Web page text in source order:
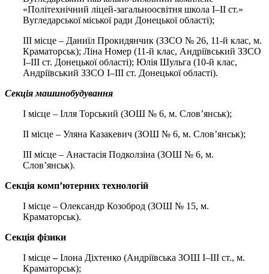
«Політехнічний ліцей-загальноосвітня школа І–ІІ ст.»
Вугледарської міської ради Донецької області);
ІІІ місце – Даниїл Прокидянчик (ЗЗСО № 26, 11-й клас, м.
Краматорськ); Ліна Номер (11-й клас, Андріївський ЗЗСО
І–ІІІ ст. Донецької області); Юлія Шульга (10-й клас,
Андріївський ЗЗСО І–ІІІ ст. Донецької області).
Секція машинобудування
І місце – Ілля Торський (ЗОШ № 6, м. Слов’янськ);
ІІ місце – Уляна Казакевич (ЗОШ № 6, м. Слов’янськ);
ІІІ місце – Анастасія Подколзіна (ЗОШ № 6, м.
Слов’янськ).
Секція комп’ютерних технологій
І місце – Олександр Козоброд (ЗОШ № 15, м.
Краматорськ).
Секція фізики
І місце–Ілона Діхтенко (Андріївська ЗОШ І–ІІІ ст., м.
Краматорськ);